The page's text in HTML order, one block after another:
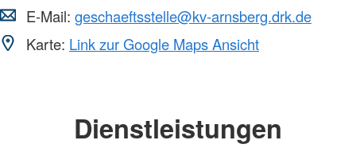
E-Mail: geschaeftsstelle@kv-arnsberg.drk.de
Karte: Link zur Google Maps Ansicht
Dienstleistungen